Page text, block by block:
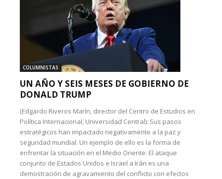
COLUMNISTAS
UN AÑO Y SEIS MESES DE GOBIERNO DE
DONALD TRUMP
(Edgardo Riveros Marín, director del Centro de Estudios en
Política Internacional, Universidad Central): Sus pasos
estratégicos han impactado negativamente a la paz y
seguridad mundial. Un ejemplo de ello es la forma de
enfrentar la situación en el Medio Oriente. El ataque
conjunto de Estados Unidos e Israel a Irán es una
demostración de agravamiento del conflicto con efectos